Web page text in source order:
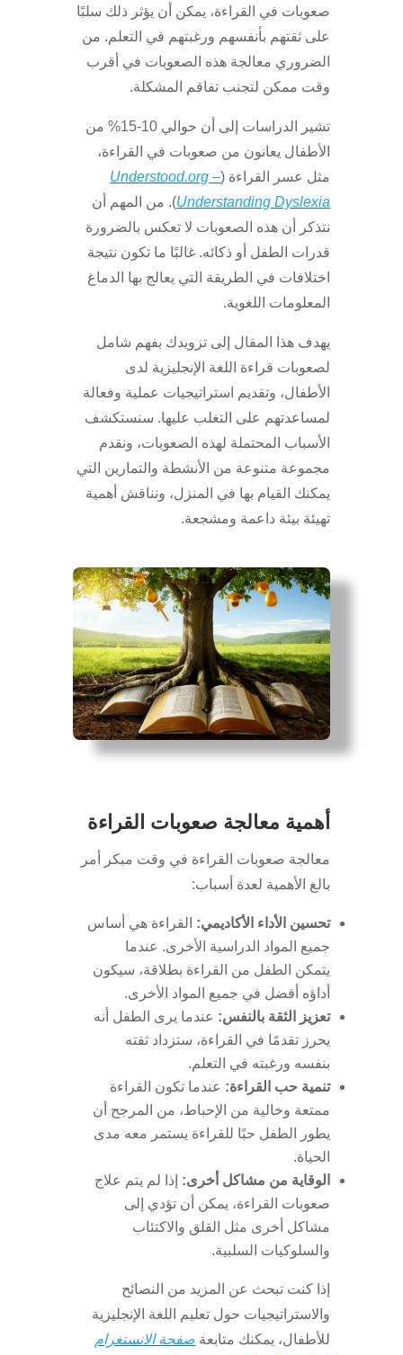
صعوبات في القراءة، يمكن أن يؤثر ذلك سلبًا
على ثقتهم بأنفسهم ورغبتهم في التعلم. من
الضروري معالجة هذه الصعوبات في أقرب
وقت ممكن لتجنب تفاقم المشكلة.
تشير الدراسات إلى أن حوالي 10-15% من
الأطفال يعانون من صعوبات في القراءة،
مثل عسر القراءة (Understood.org –
Understanding Dyslexia). من المهم أن
نتذكر أن هذه الصعوبات لا تعكس بالضرورة
قدرات الطفل أو ذكائه. غالبًا ما تكون نتيجة
اختلافات في الطريقة التي يعالج بها الدماغ
المعلومات اللغوية.
يهدف هذا المقال إلى تزويدك بفهم شامل
لصعوبات قراءة اللغة الإنجليزية لدى
الأطفال، وتقديم استراتيجيات عملية وفعالة
لمساعدتهم على التغلب عليها. سنستكشف
الأسباب المحتملة لهذه الصعوبات، ونقدم
مجموعة متنوعة من الأنشطة والتمارين التي
يمكنك القيام بها في المنزل، ونناقش أهمية
تهيئة بيئة داعمة ومشجعة.
أهمية معالجة صعوبات القراءة
معالجة صعوبات القراءة في وقت مبكر أمر
بالغ الأهمية لعدة أسباب:
تحسين الأداء الأكاديمي: القراءة هي أساس
جميع المواد الدراسية الأخرى. عندما
يتمكن الطفل من القراءة بطلاقة، سيكون
أداؤه أفضل في جميع المواد الأخرى.
تعزيز الثقة بالنفس: عندما يرى الطفل أنه
يحرز تقدمًا في القراءة، ستزداد ثقته
بنفسه ورغبته في التعلم.
تنمية حب القراءة: عندما تكون القراءة
ممتعة وخالية من الإحباط، من المرجح أن
يطور الطفل حبًا للقراءة يستمر معه مدى
الحياة.
الوقاية من مشاكل أخرى: إذا لم يتم علاج
صعوبات القراءة، يمكن أن تؤدي إلى
مشاكل أخرى مثل القلق والاكتئاب
والسلوكيات السلبية.
إذا كنت تبحث عن المزيد من النصائح
والاستراتيجيات حول تعليم اللغة الإنجليزية
للأطفال، يمكنك متابعة صفحة الانستغرام